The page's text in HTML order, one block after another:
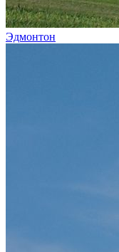
Эдмонтон